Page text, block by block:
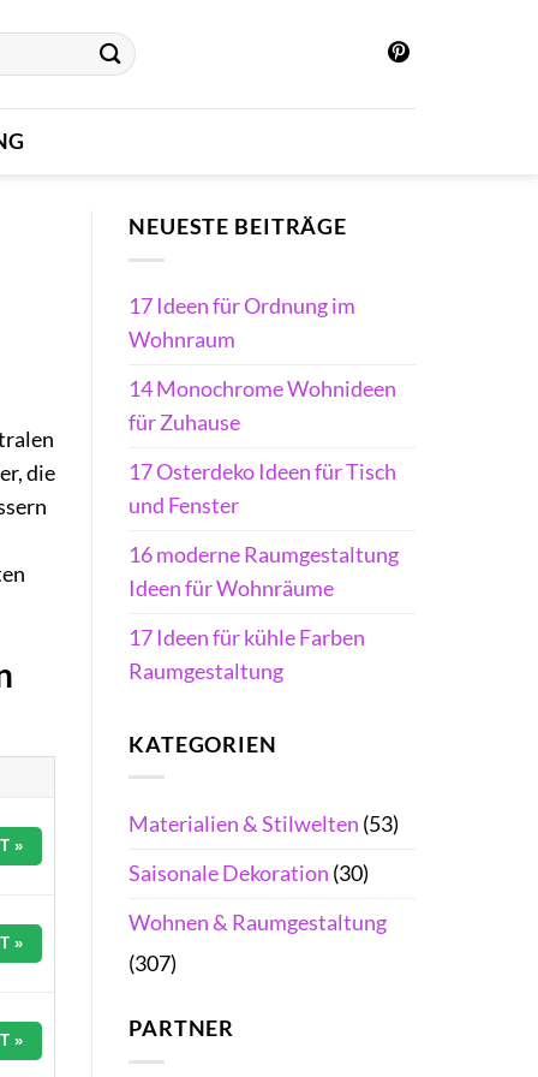
die
»
»
»
NEUESTE BEITRÄGE
17 Ideen für Ordnung im
Wohnraum
14 Monochrome Wohnideen
für Zuhause
17 Osterdeko Ideen für Tisch
und Fenster
16 moderne Raumgestaltung
Ideen für Wohnräume
17 Ideen für kühle Farben
Raumgestaltung
KATEGORIEN
Materialien & Stilwelten (53)
Saisonale Dekoration (30)
Wohnen & Raumgestaltung
(307)
PARTNER